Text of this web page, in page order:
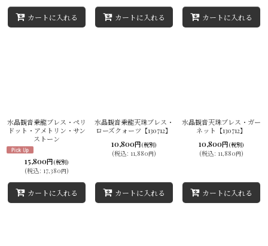
カートに入れる カートに入れる カートに入れる
水晶観音乗龍ブレス・ペリ
ドット・アメトリン・サン
ストーン
15,800円 (税別)
(税込: 17,380円)
カートに入れる
水晶観音乗龍天珠ブレス・
ローズクォーツ【130712】
10,800円 (税別)
(税込: 11,880円)
カートに入れる
水晶観音天珠ブレス・ガー
ネット【130712】
10,800円 (税別)
(税込: 11,880円)
カートに入れる